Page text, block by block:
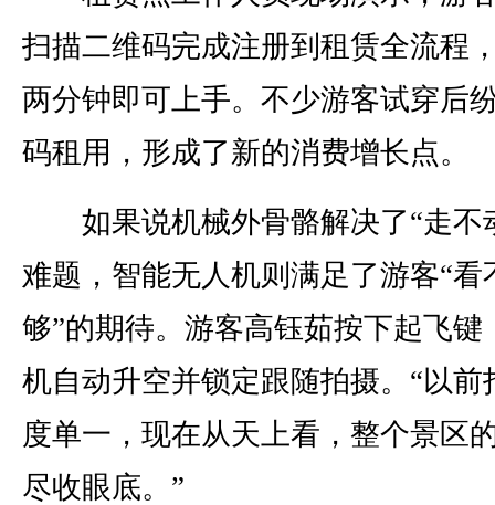
扫描二维码完成注册到租赁全流程
两分钟即可上手。不少游客试穿后
码租用，形成了新的消费增长点。
如果说机械外骨骼解决了“走不
难题，智能无人机则满足了游客“看
够”的期待。游客高钰茹按下起飞键
机自动升空并锁定跟随拍摄。“以前
度单一，现在从天上看，整个景区
尽收眼底。”